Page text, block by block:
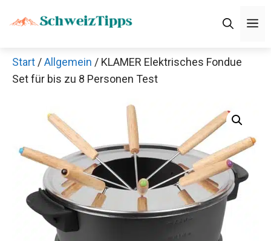
Inhalt
Start /Allgemein / KLAMER Elektrisches Fondue
Set für bis zu 8 Personen Test